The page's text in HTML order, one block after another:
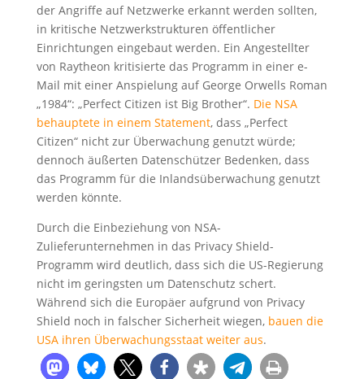
der Angriffe auf Netzwerke erkannt werden sollten,
in kritische Netzwerkstrukturen öffentlicher
Einrichtungen eingebaut werden. Ein Angestellter
von Raytheon kritisierte das Programm in einer e-
Mail mit einer Anspielung auf George Orwells Roman
„1984“: „Perfect Citizen ist Big Brother“. Die NSA
behauptete in einem Statement, dass „Perfect
Citizen“ nicht zur Überwachung genutzt würde;
dennoch äußerten Datenschützer Bedenken, dass
das Programm für die Inlandsüberwachung genutzt
werden könnte.
Durch die Einbeziehung von NSA-
Zulieferunternehmen in das Privacy Shield-
Programm wird deutlich, dass sich die US-Regierung
nicht im geringsten um Datenschutz schert.
Während sich die Europäer aufgrund von Privacy
Shield noch in falscher Sicherheit wiegen, bauen die
USA ihren Überwachungsstaat weiter aus.